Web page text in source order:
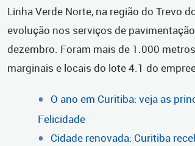
Linha Verde Norte, na região do Trevo
evolução nos serviços de
dezembro. Foram mais de 1.000
marginais e locais do lote 4.1 do
O ano em Curitiba: veja as
Felicidade
Cidade renovada: Curitiba